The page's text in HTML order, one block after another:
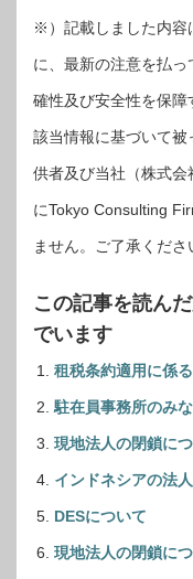
※）記載しました内容
に、最新の注意を払
確性及び安全性を保障
該当情報に基づいて
供者及び当社（株式
にTokyo Consulting
ません。ご了承くださ
この記事を読ん
でいます
租税条約適用に係
駐在員事務所のみ
現地法人の閉鎖に
インドネシアの法
DESについて
現地法人の閉鎖に